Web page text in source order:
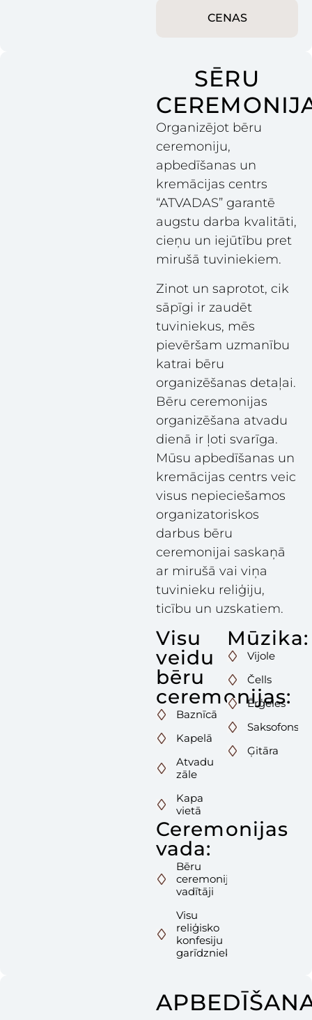
CENAS
SĒRU
Organizējot bēru
ceremoniju,
apbedīšanas un
kremācijas centrs
“ATVADAS” garantē
augstu darba kvalitāti,
cieņu un iejūtību pret
mirušā tuviniekiem.
Zinot un saprotot, cik
sāpīgi ir zaudēt
tuviniekus, mēs
pievēršam uzmanību
katrai bēru
organizēšanas detaļai.
Bēru ceremonijas
organizēšana atvadu
dienā ir ļoti svarīga.
Mūsu apbedīšanas un
kremācijas centrs veic
visus nepieciešamos
organizatoriskos
darbus bēru
ceremonijai saskaņā
ar mirušā vai viņa
tuvinieku reliģiju,
ticību un uzskatiem.
Visu
veidu
bēru
ceremonijas:
Baznīcā
Kapelā
Atvadu
zāle
Kapa
vietā
Ceremonijas
vada:
Bēru
ceremonijas
vadītāji
Visu
reliģisko
konfesiju
garīdznieki
Mūzika:
Vijole
Čells
Ērģeles
Saksofons
Ģitāra